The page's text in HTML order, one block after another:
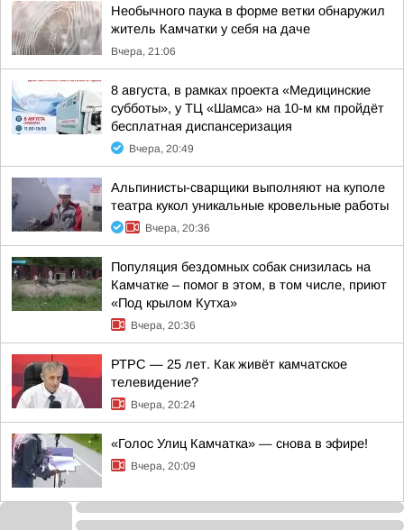
Необычного паука в форме ветки обнаружил
житель Камчатки у себя на даче
Вчера, 21:06
8 августа, в рамках проекта «Медицинские
субботы», у ТЦ «Шамса» на 10-м км пройдёт
бесплатная диспансеризация
Вчера, 20:49
Альпинисты-сварщики выполняют на куполе
театра кукол уникальные кровельные работы
Вчера, 20:36
Популяция бездомных собак снизилась на
Камчатке – помог в этом, в том числе, приют
«Под крылом Кутха»
Вчера, 20:36
РТРС — 25 лет. Как живёт камчатское
телевидение?
Вчера, 20:24
«Голос Улиц Камчатка» — снова в эфире!
Вчера, 20:09